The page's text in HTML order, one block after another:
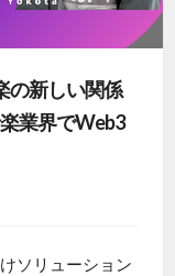
の新しい関係
業界でWeb3
ソリューション